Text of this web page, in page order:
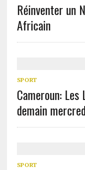
Réinventer un
Africain
SPORT
Cameroun:
demain
SPORT